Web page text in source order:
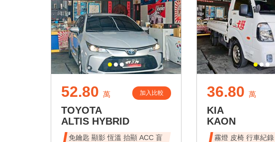
52.80 萬 加入比較
TOYOTA
ALTIS HYBRID
免鑰匙 顯影 恆溫 抬顯 ACC 盲
36.80 萬
KIA
KAON
霧燈 皮椅 行車紀